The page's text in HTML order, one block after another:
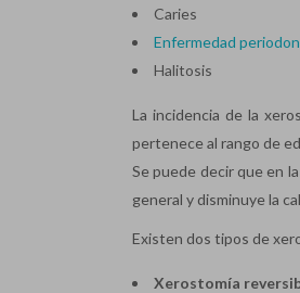
Caries
Enfermedad
Halitosis
La incidencia de la
pertenece al rango de
Se puede decir que en
general y disminuye la
Existen dos tipos de
Xerostomía